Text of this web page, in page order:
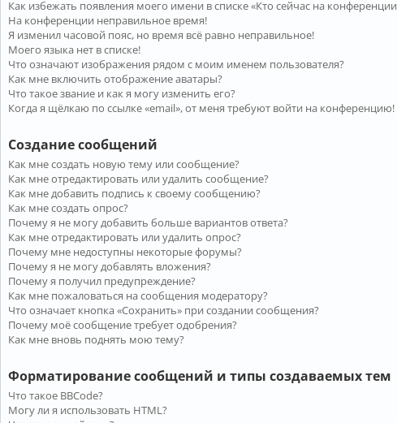
Как избежать появления моего имени в списке «Кто сейчас на
На конференции неправильное время!
Я изменил часовой пояс, но время всё равно неправильное!
Моего языка нет в списке!
Что означают изображения рядом с моим именем пользователя?
Как мне включить отображение аватары?
Что такое звание и как я могу изменить его?
Когда я щёлкаю по ссылке «email», от меня требуют войти на конференцию!
Создание сообщений
Как мне создать новую тему или сообщение?
Как мне отредактировать или удалить сообщение?
Как мне добавить подпись к своему сообщению?
Как мне создать опрос?
Почему я не могу добавить больше вариантов ответа?
Как мне отредактировать или удалить опрос?
Почему мне недоступны некоторые форумы?
Почему я не могу добавлять вложения?
Почему я получил предупреждение?
Как мне пожаловаться на сообщения модератору?
Что означает кнопка «Сохранить» при создании сообщения?
Почему моё сообщение требует одобрения?
Как мне вновь поднять мою тему?
Форматирование сообщений и типы создаваемых тем
Что такое BBCode?
Могу ли я использовать HTML?